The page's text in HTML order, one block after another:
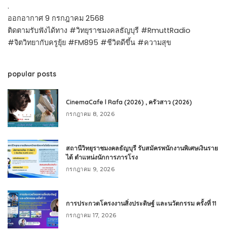
.
ออกอากาศ 9 กรกฎาคม 2568
ติดตามรับฟังได้ทาง #วิทยุราชมงคลธัญบุรี #RmuttRadio
#จิตวิทยากับครูยุ้ย #FM895 #ชีวิตดีขึ้น #ความสุข
popular posts
CinemaCafe l Rafa (2026) , ครัวสาว (2026)
กรกฎาคม 8, 2026
สถานีวิทยุราชมงคลธัญบุรี รับสมัครพนักงานพิเศษเงินราย
ได้ ตำแหน่งนักการภารโรง
กรกฎาคม 9, 2026
การประกวดโครงงานสิ่งประดิษฐ์ และนวัตกรรม ครั้งที่ 11
กรกฎาคม 17, 2026